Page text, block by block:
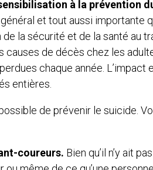
à la prévention
et tout aussi importante
la sécurité et de la santé au
causes de décès chez les
perdues chaque année.
entières.
de prévenir le suicide.
coureurs. Bien qu’il n’y ait